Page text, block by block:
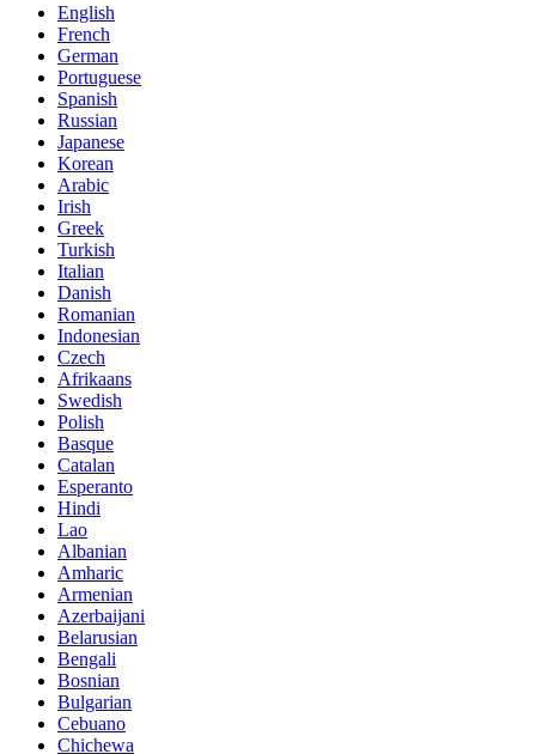
English
French
German
Portuguese
Spanish
Russian
Japanese
Korean
Arabic
Irish
Greek
Turkish
Italian
Danish
Romanian
Indonesian
Czech
Afrikaans
Swedish
Polish
Basque
Catalan
Esperanto
Hindi
Lao
Albanian
Amharic
Armenian
Azerbaijani
Belarusian
Bengali
Bosnian
Bulgarian
Cebuano
Chichewa